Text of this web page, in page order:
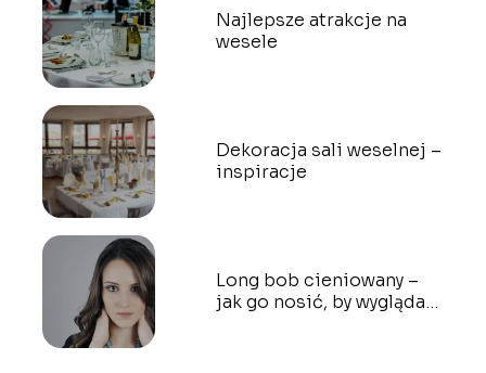
Najlepsze atrakcje na
wesele
Dekoracja sali weselnej –
inspiracje
Long bob cieniowany –
jak go nosić, by wyglądać